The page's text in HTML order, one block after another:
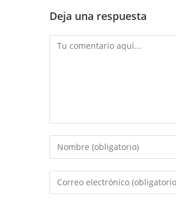
Deja una respuesta
Comentario
Introduce
tu
nombre
Introduce
tu